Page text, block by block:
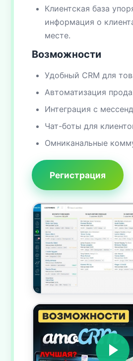
Клиентская база
информация о
месте.
Возможности
Удобный CRM для
Автоматизация
Интеграция с
Чат-боты для
Омниканальные
Регистрация